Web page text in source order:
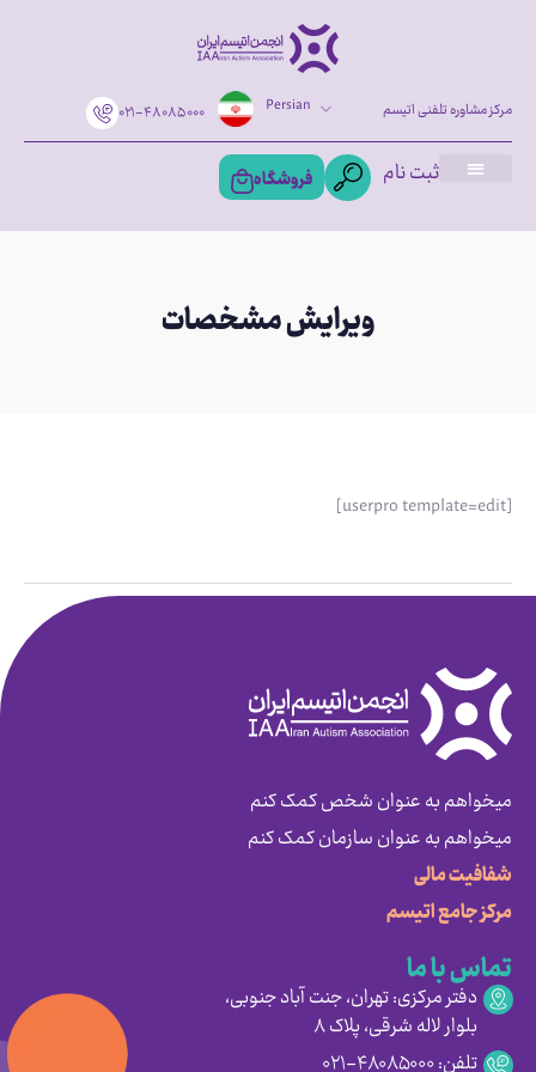
۰۲۱-۴۸۰۸۵۰۰۰ Persian مرکز مشاوره تلفنی اتیسم
ثبت نام فروشگاه
ویرایش مشخصات
[userpro template=edit]
میخواهم به عنوان شخص کمک کنم
میخواهم به عنوان سازمان کمک کنم
شفافیت مالی
مرکز جامع اتیسم
تماس با ما
دفتر مرکزی: تهران، جنت آباد جنوبی،
بلوار لاله شرقی، پلاک ۸
تلفن: ۴۸۰۸۵۰۰۰-۰۲۱